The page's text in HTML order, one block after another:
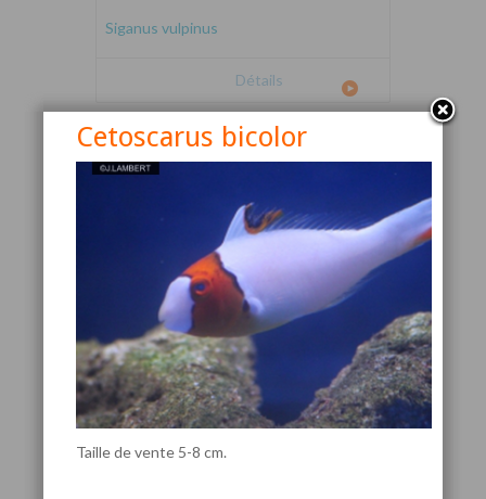
Siganus vulpinus
Détails
Canthigaster valentini
Détails
Cetoscarus bicolor
Taille de vente 5-8 cm.